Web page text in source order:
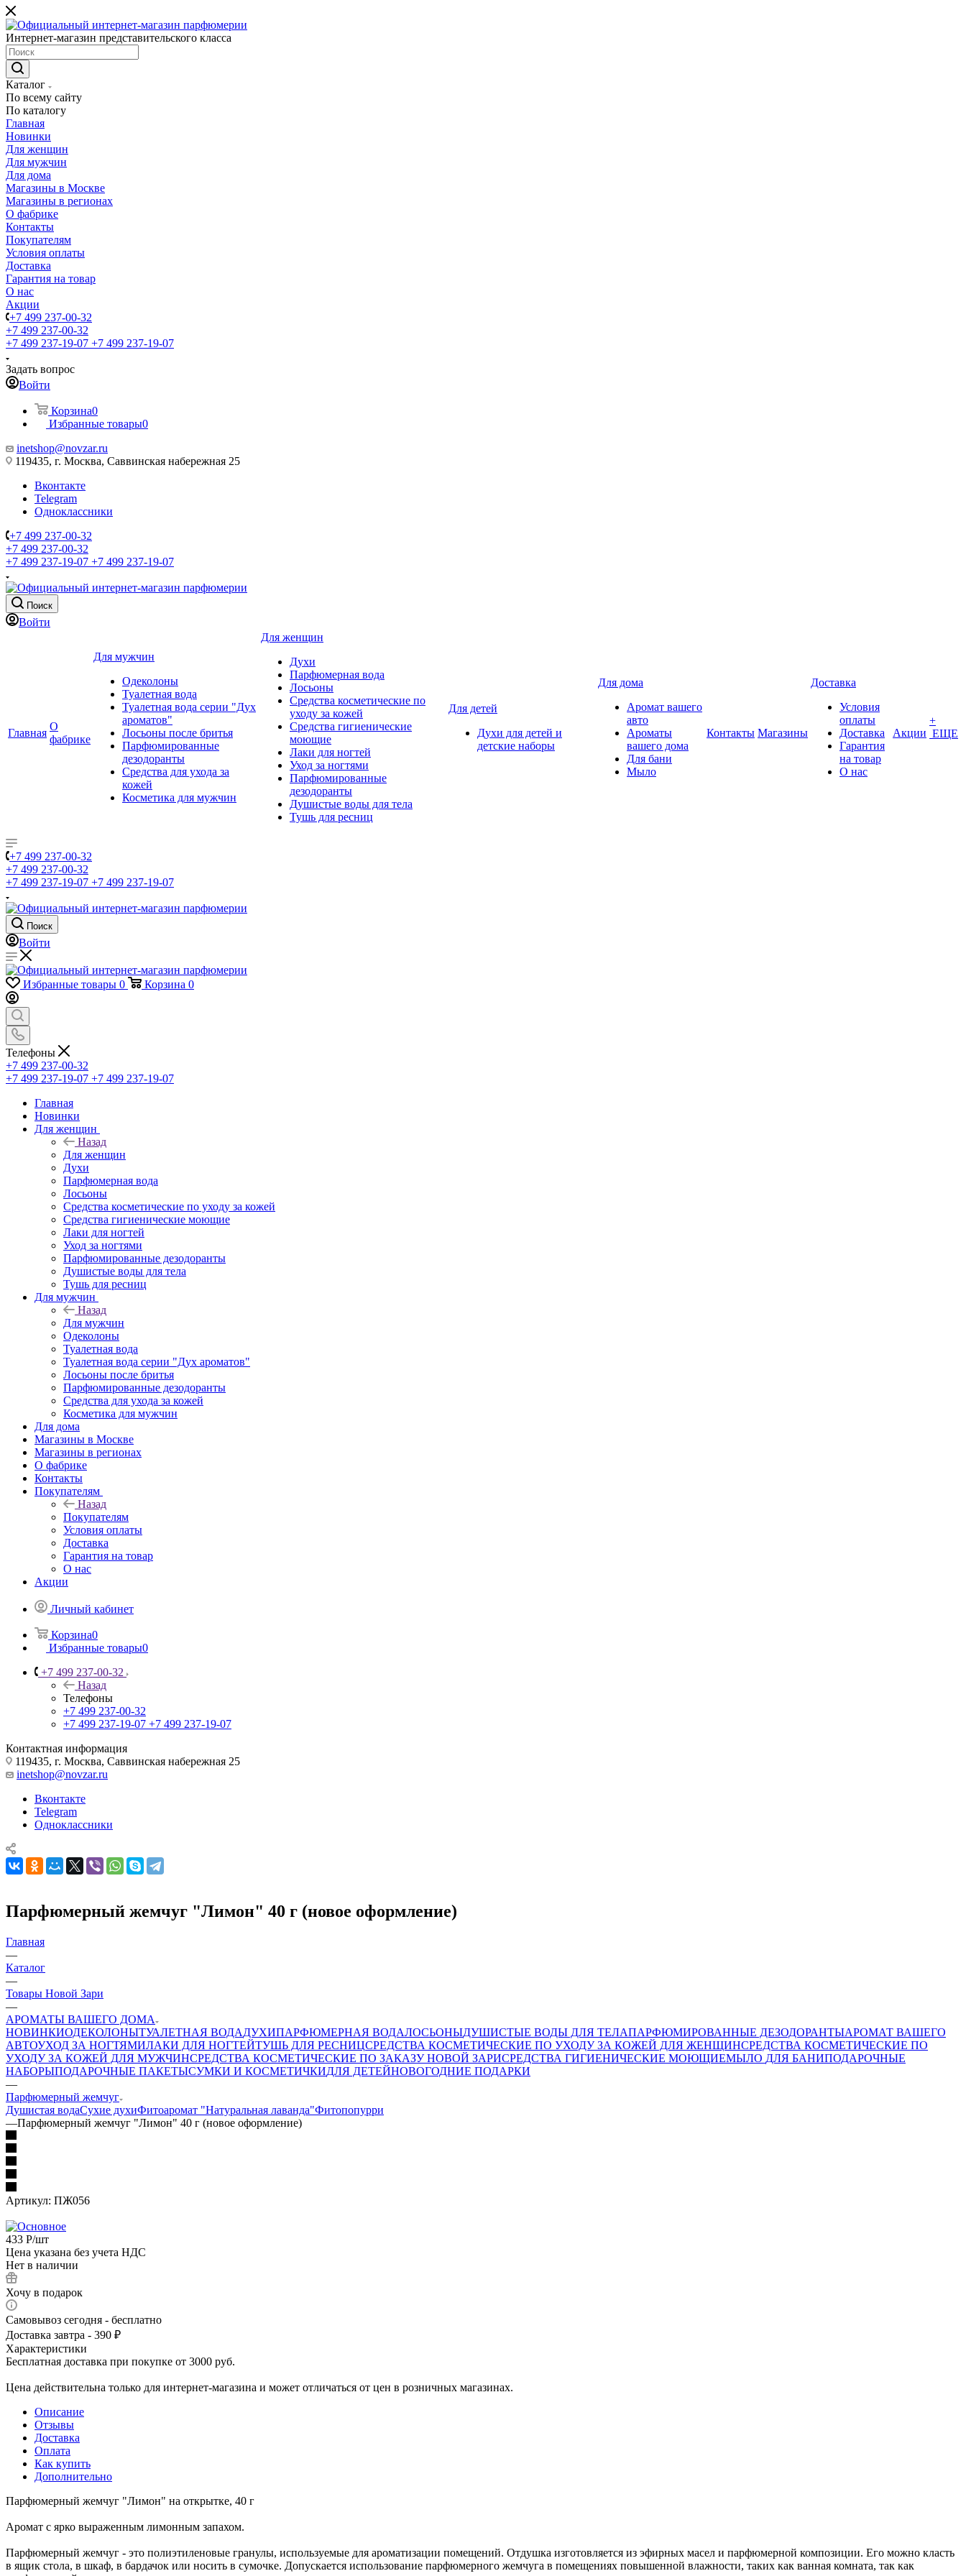
Интернет-магазин представительского класса
Каталог
По всему сайту
По каталогу
Главная
Новинки
Для женщин
Для мужчин
Для дома
Магазины в Москве
Магазины в регионах
О фабрике
Контакты
Покупателям
Условия оплаты
Доставка
Гарантия на товар
О нас
Акции
+7 499 237-00-32
+7 499 237-00-32
+7 499 237-19-07 +7 499 237-19-07
Задать вопрос
Войти
Корзина0
Избранные товары0
inetshop@novzar.ru
119435, г. Москва, Саввинская набережная 25
Вконтакте
Telegram
Одноклассники
+7 499 237-00-32
+7 499 237-00-32
+7 499 237-19-07 +7 499 237-19-07
Поиск
Войти
Главная
О
фабрике
Для мужчин
Одеколоны
Туалетная вода
Туалетная вода серии "Дух
ароматов"
Лосьоны после бритья
Парфюмированные
дезодоранты
Средства для ухода за
кожей
Косметика для мужчин
Для женщин
Духи
Парфюмерная вода
Лосьоны
Средства косметические по
уходу за кожей
Средства гигиенические
моющие
Лаки для ногтей
Уход за ногтями
Парфюмированные
дезодоранты
Душистые воды для тела
Тушь для ресниц
Для детей
Духи для детей и
детские наборы
Для дома
Аромат вашего
авто
Ароматы
вашего дома
Для бани
Мыло
Контакты Магазины
Доставка
Условия
оплаты
Доставка
Гарантия
на товар
О нас
Акции
+
ЕЩЕ
+7 499 237-00-32
+7 499 237-00-32
+7 499 237-19-07 +7 499 237-19-07
Поиск
Войти
Избранные товары 0 Корзина 0
Телефоны
+7 499 237-00-32
+7 499 237-19-07 +7 499 237-19-07
Главная
Новинки
Для женщин
Назад
Для женщин
Духи
Парфюмерная вода
Лосьоны
Средства косметические по уходу за кожей
Средства гигиенические моющие
Лаки для ногтей
Уход за ногтями
Парфюмированные дезодоранты
Душистые воды для тела
Тушь для ресниц
Для мужчин
Назад
Для мужчин
Одеколоны
Туалетная вода
Туалетная вода серии "Дух ароматов"
Лосьоны после бритья
Парфюмированные дезодоранты
Средства для ухода за кожей
Косметика для мужчин
Для дома
Магазины в Москве
Магазины в регионах
О фабрике
Контакты
Покупателям
Назад
Покупателям
Условия оплаты
Доставка
Гарантия на товар
О нас
Акции
Личный кабинет
Корзина0
Избранные товары0
+7 499 237-00-32
Назад
Телефоны
+7 499 237-00-32
+7 499 237-19-07 +7 499 237-19-07
Контактная информация
119435, г. Москва, Саввинская набережная 25
inetshop@novzar.ru
Вконтакте
Telegram
Одноклассники
Парфюмерный жемчуг "Лимон" 40 г (новое оформление)
Главная
—
Каталог
—
Товары Новой Зари
—
АРОМАТЫ ВАШЕГО ДОМА
НОВИНКИОДЕКОЛОНЫТУАЛЕТНАЯ ВОДАДУХИПАРФЮМЕРНАЯ ВОДАЛОСЬОНЫДУШИСТЫЕ ВОДЫ ДЛЯ ТЕЛАПАРФЮМИРОВАННЫЕ ДЕЗОДОРАНТЫАРОМАТ ВАШЕГО
АВТОУХОД ЗА НОГТЯМИЛАКИ ДЛЯ НОГТЕЙТУШЬ ДЛЯ РЕСНИЦСРЕДСТВА КОСМЕТИЧЕСКИЕ ПО УХОДУ ЗА КОЖЕЙ ДЛЯ ЖЕНЩИНСРЕДСТВА КОСМЕТИЧЕСКИЕ ПО
УХОДУ ЗА КОЖЕЙ ДЛЯ МУЖЧИНСРЕДСТВА КОСМЕТИЧЕСКИЕ ПО ЗАКАЗУ НОВОЙ ЗАРИСРЕДСТВА ГИГИЕНИЧЕСКИЕ МОЮЩИЕМЫЛО ДЛЯ БАНИПОДАРОЧНЫЕ
НАБОРЫПОДАРОЧНЫЕ ПАКЕТЫСУМКИ И КОСМЕТИЧКИДЛЯ ДЕТЕЙНОВОГОДНИЕ ПОДАРКИ
—
Парфюмерный жемчуг
Душистая водаСухие духиФитоаромат "Натуральная лаванда"Фитопопурри
—Парфюмерный жемчуг "Лимон" 40 г (новое оформление)
Артикул: ПЖ056
433 Р/шт
Цена указана без учета НДС
Нет в наличии
Хочу в подарок
Самовывоз сегодня - бесплатно
Доставка завтра - 390 ₽
Характеристики
Бесплатная доставка при покупке от 3000 руб.
Цена действительна только для интернет-магазина и может отличаться от цен в розничных магазинах.
Описание
Отзывы
Доставка
Оплата
Как купить
Дополнительно
Парфюмерный жемчуг "Лимон" на открытке, 40 г
Аромат с ярко выраженным лимонным запахом.
Парфюмерный жемчуг - это полиэтиленовые гранулы, используемые для ароматизации помещений. Отдушка изготовляется из эфирных масел и парфюмерной композиции. Его можно класть
в ящик стола, в шкаф, в бардачок или носить в сумочке. Допускается использование парфюмерного жемчуга в помещениях повышенной влажности, таких как ванная комната, так как